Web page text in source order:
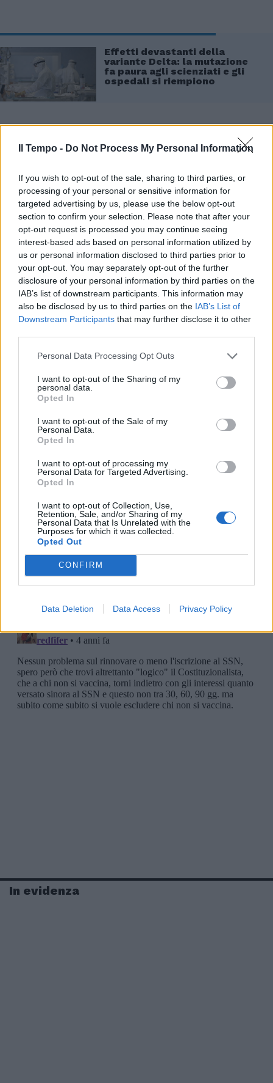
Il Tempo - Do Not Process My Personal Information
If you wish to opt-out of the sale, sharing to third parties, or
processing of your personal or sensitive information for
targeted advertising by us, please use the below opt-out
section to confirm your selection. Please note that after your
opt-out request is processed you may continue seeing
interest-based ads based on personal information utilized by
us or personal information disclosed to third parties prior to
your opt-out. You may separately opt-out of the further
disclosure of your personal information by third parties on the
IAB’s list of downstream participants. This information may
also be disclosed by us to third parties on the IAB’s List of
Downstream Participants that may further disclose it to other
Personal Data Processing Opt Outs
I want to opt-out of the Sharing of my
personal data.
Opted In
I want to opt-out of the Sale of my
Personal Data.
Opted In
I want to opt-out of processing my
Personal Data for Targeted Advertising.
Opted In
I want to opt-out of Collection, Use,
Retention, Sale, and/or Sharing of my
Personal Data that Is Unrelated with the
Purposes for which it was collected.
Opted Out
CONFIRM
Data Deletion Data Access Privacy Policy
Effetti devastanti della
variante Delta: la mutazione
fa paura agli scienziati e gli
ospedali si riempiono
In evidenza